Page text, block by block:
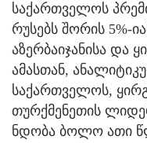
საქართველოს
რუსებს შორის 5%-
აზერბაიჯანისა და
ამასთან,
საქართველოს,
თურქმენეთის
ნდობა ბოლო ათი